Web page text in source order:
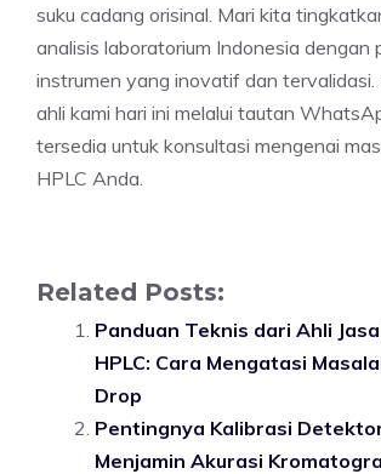
suku cadang orisinal. Mari kita
analisis laboratorium Indonesia dengan
instrumen yang inovatif dan tervalidasi.
ahli kami hari ini melalui tautan
tersedia untuk konsultasi mengenai
HPLC Anda.
Related Posts:
Panduan Teknis dari Ahli
HPLC: Cara Mengatasi
Drop
Pentingnya Kalibrasi
Menjamin Akurasi